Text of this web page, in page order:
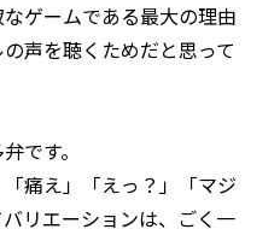
ゲームである最大の理由
声を聴くためだと思って
です。
痛え」「えっ？」「マジ
リエーションは、ごく一